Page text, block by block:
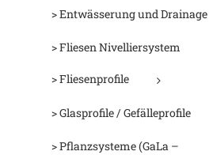
> Entwässerung und Drainage
> Fliesen Nivelliersystem
> Fliesenprofile
> Glasprofile / Gefälleprofile
> Pflanzsysteme (GaLa –